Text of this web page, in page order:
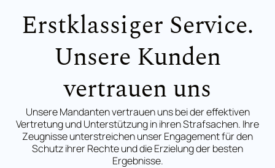
Erstklassiger Service.
Unsere Kunden
vertrauen uns
Unsere Mandanten vertrauen uns bei der effektiven
Vertretung und Unterstützung in ihren Strafsachen. Ihre
Zeugnisse unterstreichen unser Engagement für den
Schutz ihrer Rechte und die Erzielung der besten
Ergebnisse.